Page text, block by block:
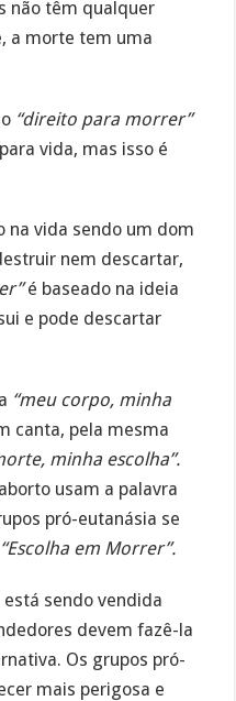
não têm qualquer
a morte tem uma
“direito para morrer”
vida, mas isso é
na vida sendo um dom
nem descartar,
é baseado na ideia
e pode descartar
“meu corpo, minha
canta, pela mesma
minha escolha”.
usam a palavra
pró-eutanásia se
“Escolha em Morrer”.
sendo vendida
devem fazê-la
Os grupos pró-
mais perigosa e